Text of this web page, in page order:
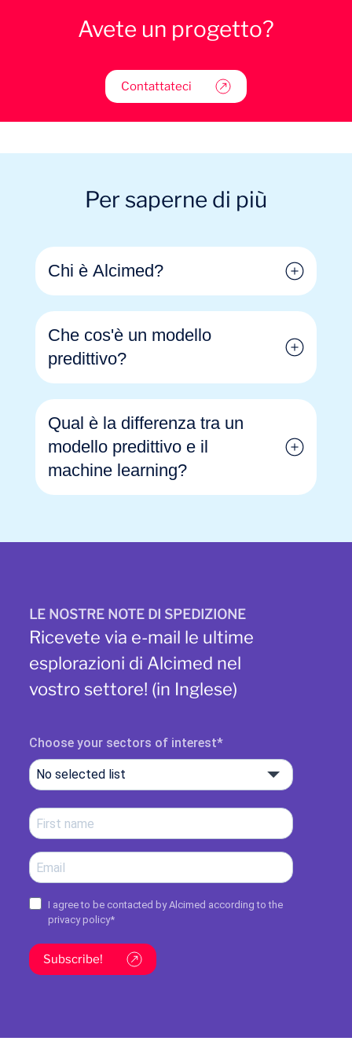
Avete un progetto?
Contattateci
Per saperne di più
Chi è Alcimed?
Che cos'è un modello
predittivo?
Qual è la differenza tra un
modello predittivo e il
machine learning?
LE NOSTRE NOTE DI SPEDIZIONE
Ricevete via e-mail le ultime
esplorazioni di Alcimed nel
vostro settore! (in Inglese)
Choose your sectors of interest
No selected list
I agree to be contacted by Alcimed according to the
privacy policy*
Subscribe!